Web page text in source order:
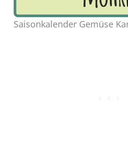
Saisonkalender Gemüse